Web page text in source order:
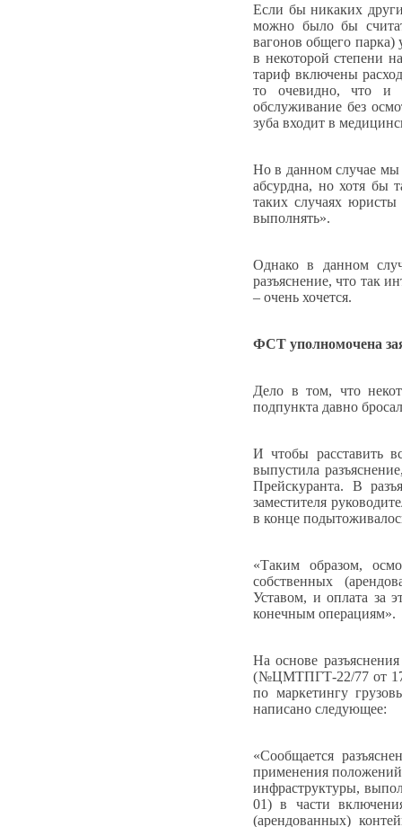
Если бы никаких
можно было бы
вагонов общего парка)
в некоторой степени
тариф включены
то очевидно, что и
обслуживание без
зуба входит в
Но в данном случае мы
абсурдна, но хотя бы
таких случаях
выполнять».
Однако в данном
разъяснение, что так
– очень хочется.
ФСТ уполномочена
Дело в том, что
подпункта давно
И чтобы расставить
выпустила
Прейскуранта. В
заместителя
в конце
«Таким образом,
собственных
Уставом, и оплата за
конечным операциям».
На основе
(№ЦМТПГТ-22/77 от
по маркетингу
написано следующее:
«Сообщается
применения положений
инфраструктуры,
01) в части
(арендованных)